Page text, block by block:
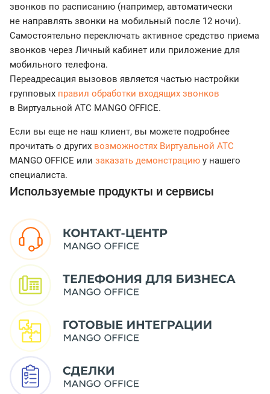
звонков по расписанию (например, автоматически
не направлять звонки на мобильный после 12 ночи).
Самостоятельно переключать активное средство приема
звонков через Личный кабинет или приложение для
мобильного телефона.
Переадресация вызовов является частью настройки
групповых правил обработки входящих звонков
в Виртуальной АТС MANGO OFFICE.
Если вы еще не наш клиент, вы можете подробнее
прочитать о других возможностях Виртуальной АТС
MANGO OFFICE или заказать демонстрацию у нашего
специалиста.
Используемые продукты и сервисы